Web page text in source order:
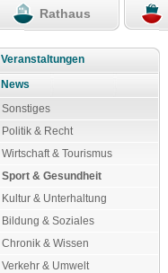
Rathaus
Veranstaltungen
News
Sonstiges
Politik & Recht
Wirtschaft & Tourismus
Sport & Gesundheit
Kultur & Unterhaltung
Bildung & Soziales
Chronik & Wissen
Verkehr & Umwelt